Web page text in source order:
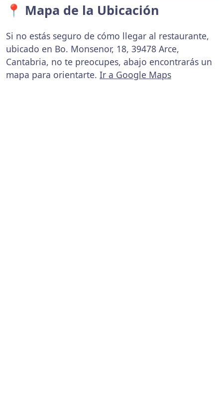
📍 Mapa de la Ubicación
Si no estás seguro de cómo llegar al restaurante,
ubicado en Bo. Monsenor, 18, 39478 Arce,
Cantabria, no te preocupes, abajo encontrarás un
mapa para orientarte. Ir a Google Maps